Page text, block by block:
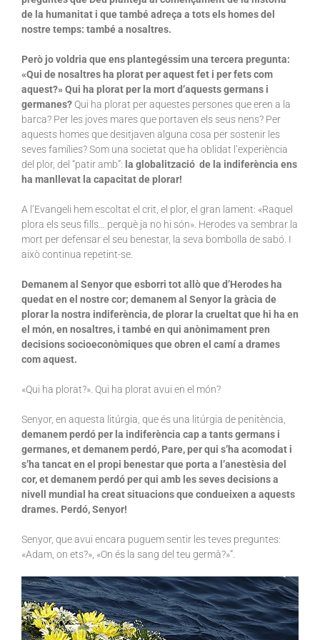
de la humanitat i que també adreça a tots els homes del
nostre temps: també a nosaltres.
Però jo voldria que ens plantegéssim una tercera pregunta:
«Qui de nosaltres ha plorat per aquest fet i per fets com
aquest?» Qui ha plorat per la mort d’aquests germans i
germanes? Qui ha plorat per aquestes persones que eren a la
barca? Per les joves mares que portaven els seus nens? Per
aquests homes que desitjaven alguna cosa per sostenir les
seves famílies? Som una societat que ha oblidat l’experiència
del plor, del “patir amb”: la globalització de la indiferència ens
ha manllevat la capacitat de plorar!
A l’Evangeli hem escoltat el crit, el plor, el gran lament: «Raquel
plora els seus fills… perquè ja no hi són». Herodes va sembrar la
mort per defensar el seu benestar, la seva bombolla de sabó. I
això continua repetint-se.
Demanem al Senyor que esborri tot allò que d’Herodes ha
quedat en el nostre cor; demanem al Senyor la gràcia de
plorar la nostra indiferència, de plorar la crueltat que hi ha en
el món, en nosaltres, i també en qui anònimament pren
decisions socioeconòmiques que obren el camí a drames
com aquest.
«Qui ha plorat?». Qui ha plorat avui en el món?
Senyor, en aquesta litúrgia, que és una litúrgia de penitència,
demanem perdó per la indiferència cap a tants germans i
germanes, et demanem perdó, Pare, per qui s’ha acomodat i
s’ha tancat en el propi benestar que porta a l’anestèsia del
cor, et demanem perdó per qui amb les seves decisions a
nivell mundial ha creat situacions que condueixen a aquests
drames. Perdó, Senyor!
Senyor, que avui encara puguem sentir les teves preguntes:
«Adam, on ets?», «On és la sang del teu germà?»”.